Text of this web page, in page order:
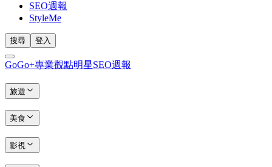
SEO週報
StyleMe
搜尋 登入
GoGo+專業觀點明星SEO週報
旅遊
美食
影視